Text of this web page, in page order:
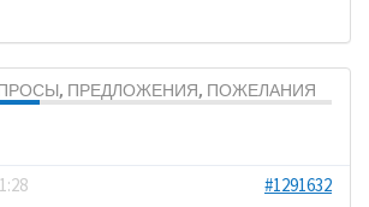
ПРЕДЛОЖЕНИЯ, ПОЖЕЛАНИЯ
#1291632